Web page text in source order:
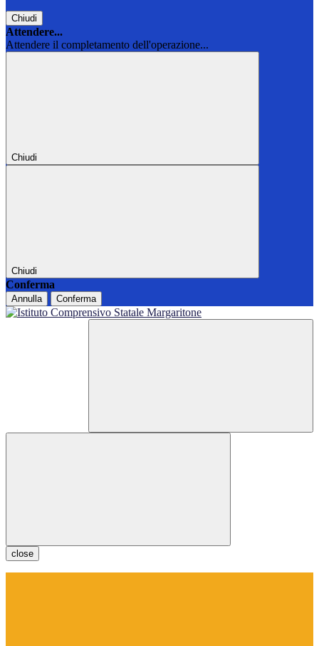
Chiudi
Attendere...
Attendere il completamento dell'operazione...
Chiudi
Chiudi
Conferma
Annulla Conferma
close